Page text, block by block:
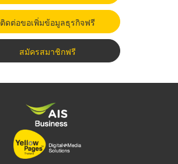
ติดต่อขอเพิ่มข้อมูลธุรกิจฟรี
สมัครสมาชิกฟรี